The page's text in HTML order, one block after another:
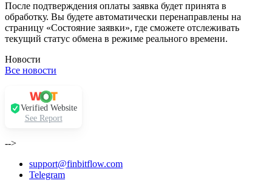
После подтверждения оплаты заявка будет принята в
обработку. Вы будете автоматически перенаправлены на
страницу «Состояние заявки», где сможете отслеживать
текущий статус обмена в режиме реального времени.
Новости
Все новости
Verified Website
See Report
-->
support@finbitflow.com
Telegram